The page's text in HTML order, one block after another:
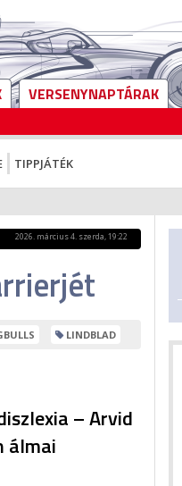
VERSENYNAPTÁRAK
TIPPJÁTÉK
2026. március 4. szerda, 19:22
LINDBLAD
– Arvid
álmai